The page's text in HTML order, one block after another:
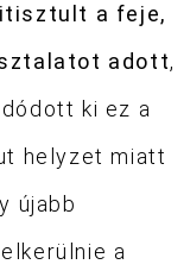
a feje,
adott,
ki ez a
helyzet miatt
újabb
a